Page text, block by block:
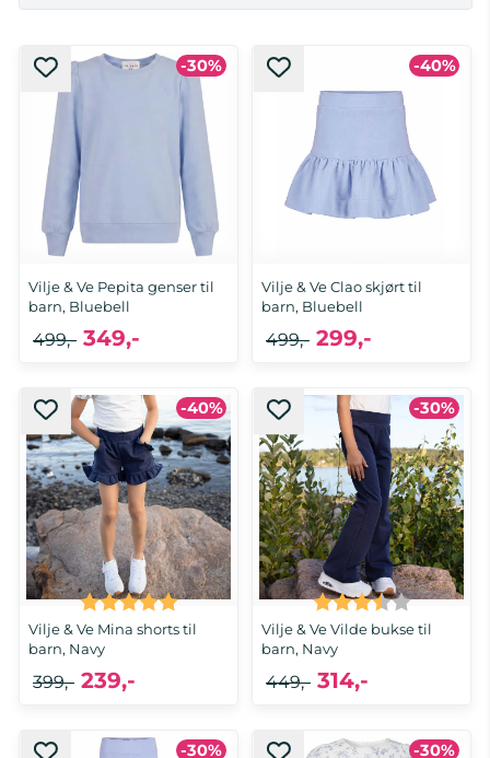
-30%
Vilje & Ve Pepita genser til
barn, Bluebell
349,-
499,-
-40%
Vilje & Ve Clao skjørt til
barn, Bluebell
299,-
499,-
-40%
Vilje & Ve Mina shorts til
barn, Navy
239,-
399,-
Karakter: 5.0 av 5 mulige
-30%
Vilje & Ve Vilde bukse til
barn, Navy
314,-
449,-
Karakter: 3.5 av 5
-30% -30%